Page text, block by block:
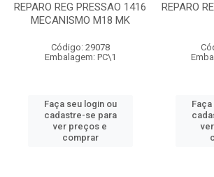
REPARO REG PRESSAO 1416
MECANISMO M18 MK
Código: 29078
Embalagem: PC\1
Faça seu login ou
cadastre-se para
ver preços e
comprar
REPARO